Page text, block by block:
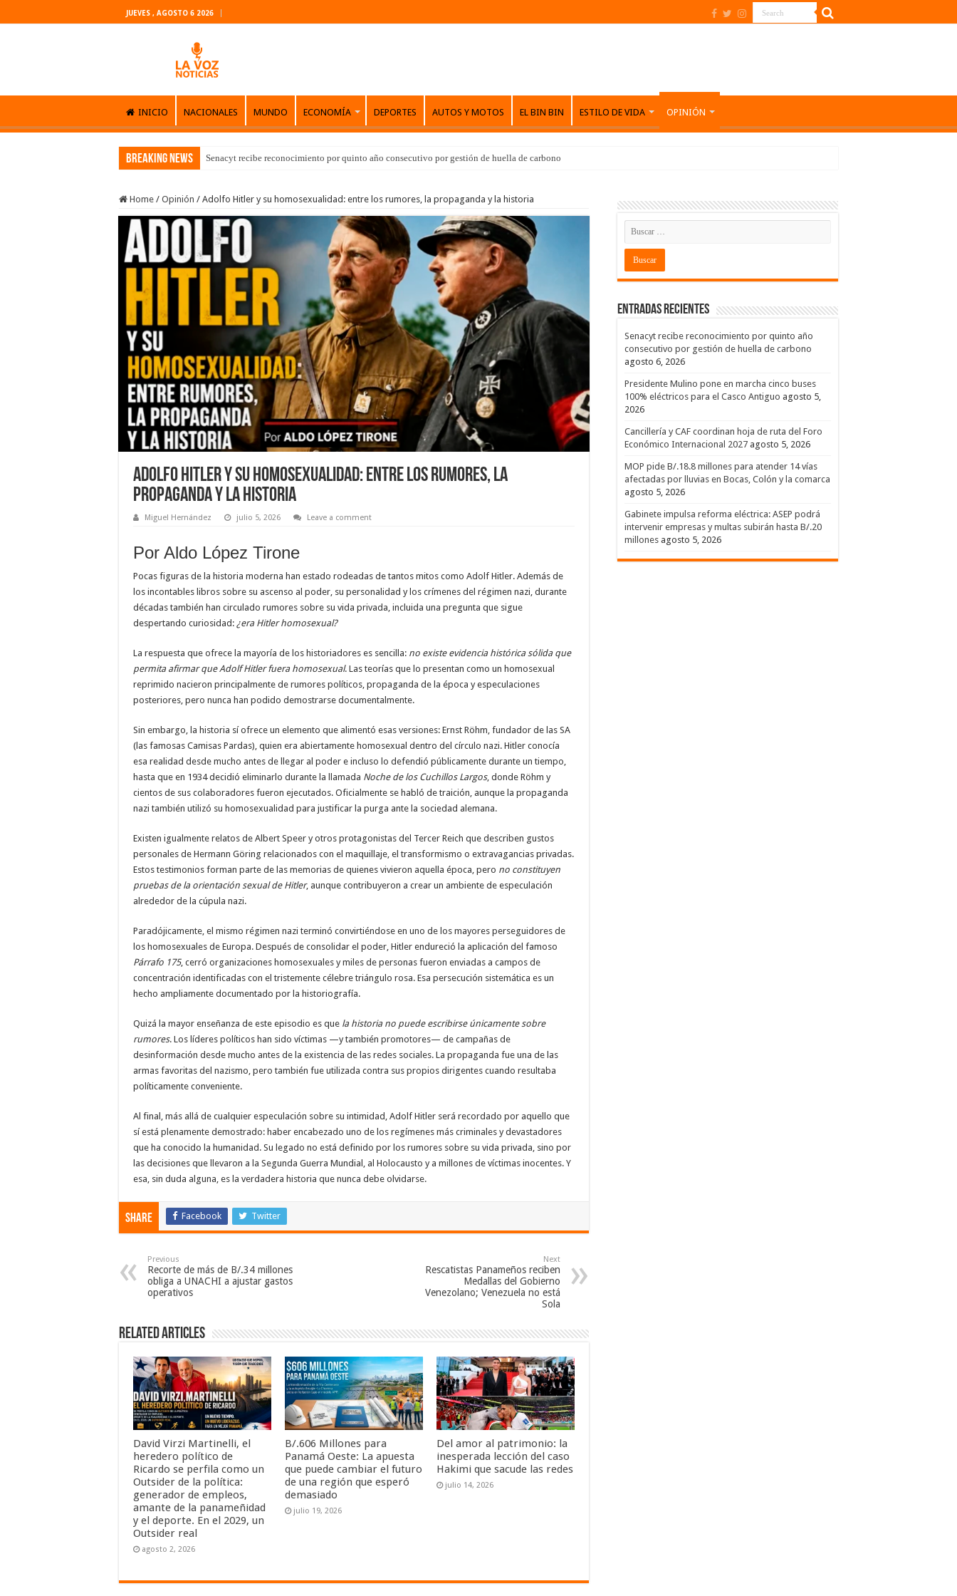
JUEVES , AGOSTO 6 2026
INICIO NACIONALES MUNDO ECONOMÍA DEPORTES AUTOS Y MOTOS EL BIN BIN ESTILO DE VIDA OPINIÓN
Breaking News Senacyt recibe reconocimiento por quinto año consecutivo por gestión de huella de carbono
Home / Opinión / Adolfo Hitler y su homosexualidad: entre los rumores, la propaganda y la historia
Adolfo Hitler y su homosexualidad: entre los rumores, la
propaganda y la historia
Miguel Hernández julio 5, 2026 Leave a comment
Por Aldo López Tirone
Pocas figuras de la historia moderna han estado rodeadas de tantos mitos como Adolf Hitler. Además de
los incontables libros sobre su ascenso al poder, su personalidad y los crímenes del régimen nazi, durante
décadas también han circulado rumores sobre su vida privada, incluida una pregunta que sigue
despertando curiosidad: ¿era Hitler homosexual?
La respuesta que ofrece la mayoría de los historiadores es sencilla: no existe evidencia histórica sólida que
permita afirmar que Adolf Hitler fuera homosexual. Las teorías que lo presentan como un homosexual
reprimido nacieron principalmente de rumores políticos, propaganda de la época y especulaciones
posteriores, pero nunca han podido demostrarse documentalmente.
Sin embargo, la historia sí ofrece un elemento que alimentó esas versiones: Ernst Röhm, fundador de las SA
(las famosas Camisas Pardas), quien era abiertamente homosexual dentro del círculo nazi. Hitler conocía
esa realidad desde mucho antes de llegar al poder e incluso lo defendió públicamente durante un tiempo,
hasta que en 1934 decidió eliminarlo durante la llamada Noche de los Cuchillos Largos, donde Röhm y
cientos de sus colaboradores fueron ejecutados. Oficialmente se habló de traición, aunque la propaganda
nazi también utilizó su homosexualidad para justificar la purga ante la sociedad alemana.
Existen igualmente relatos de Albert Speer y otros protagonistas del Tercer Reich que describen gustos
personales de Hermann Göring relacionados con el maquillaje, el transformismo o extravagancias privadas.
Estos testimonios forman parte de las memorias de quienes vivieron aquella época, pero no constituyen
pruebas de la orientación sexual de Hitler, aunque contribuyeron a crear un ambiente de especulación
alrededor de la cúpula nazi.
Paradójicamente, el mismo régimen nazi terminó convirtiéndose en uno de los mayores perseguidores de
los homosexuales de Europa. Después de consolidar el poder, Hitler endureció la aplicación del famoso
Párrafo 175, cerró organizaciones homosexuales y miles de personas fueron enviadas a campos de
concentración identificadas con el tristemente célebre triángulo rosa. Esa persecución sistemática es un
hecho ampliamente documentado por la historiografía.
Quizá la mayor enseñanza de este episodio es que la historia no puede escribirse únicamente sobre
rumores. Los líderes políticos han sido víctimas —y también promotores— de campañas de
desinformación desde mucho antes de la existencia de las redes sociales. La propaganda fue una de las
armas favoritas del nazismo, pero también fue utilizada contra sus propios dirigentes cuando resultaba
políticamente conveniente.
Al final, más allá de cualquier especulación sobre su intimidad, Adolf Hitler será recordado por aquello que
sí está plenamente demostrado: haber encabezado uno de los regímenes más criminales y devastadores
que ha conocido la humanidad. Su legado no está definido por los rumores sobre su vida privada, sino por
las decisiones que llevaron a la Segunda Guerra Mundial, al Holocausto y a millones de víctimas inocentes. Y
esa, sin duda alguna, es la verdadera historia que nunca debe olvidarse.
Share Facebook Twitter
Previous
Recorte de más de B/.34 millones
obliga a UNACHI a ajustar gastos
operativos
Next
Rescatistas Panameños reciben
Medallas del Gobierno
Venezolano; Venezuela no está
Sola
Related Articles
David Virzi Martinelli, el
heredero político de
Ricardo se perfila como un
Outsider de la política:
generador de empleos,
amante de la panameñidad
y el deporte. En el 2029, un
Outsider real
agosto 2, 2026
B/.606 Millones para
Panamá Oeste: La apuesta
que puede cambiar el futuro
de una región que esperó
demasiado
julio 19, 2026
Del amor al patrimonio: la
inesperada lección del caso
Hakimi que sacude las redes
julio 14, 2026
Entradas recientes
Senacyt recibe reconocimiento por quinto año
consecutivo por gestión de huella de carbono
agosto 6, 2026
Presidente Mulino pone en marcha cinco buses
100% eléctricos para el Casco Antiguo agosto 5,
2026
Cancillería y CAF coordinan hoja de ruta del Foro
Económico Internacional 2027 agosto 5, 2026
MOP pide B/.18.8 millones para atender 14 vías
afectadas por lluvias en Bocas, Colón y la comarca
agosto 5, 2026
Gabinete impulsa reforma eléctrica: ASEP podrá
intervenir empresas y multas subirán hasta B/.20
millones agosto 5, 2026